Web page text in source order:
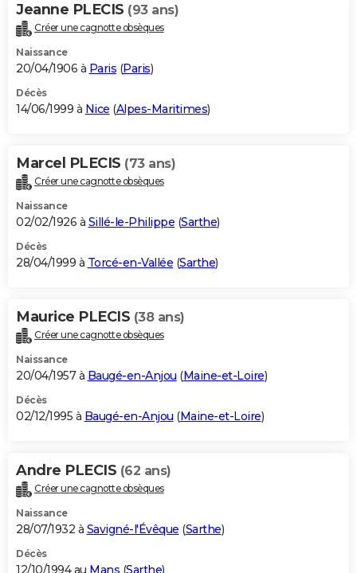
Jeanne PLECIS (93 ans)
Créer une cagnotte obsèques
Naissance
20/04/1906 à Paris (Paris)
Décès
14/06/1999 à Nice (Alpes-Maritimes)
Marcel PLECIS (73 ans)
Créer une cagnotte obsèques
Naissance
02/02/1926 à Sillé-le-Philippe (Sarthe)
Décès
28/04/1999 à Torcé-en-Vallée (Sarthe)
Maurice PLECIS (38 ans)
Créer une cagnotte obsèques
Naissance
20/04/1957 à Baugé-en-Anjou (Maine-et-Loire)
Décès
02/12/1995 à Baugé-en-Anjou (Maine-et-Loire)
Andre PLECIS (62 ans)
Créer une cagnotte obsèques
Naissance
28/07/1932 à Savigné-l'Évêque (Sarthe)
Décès
12/10/1994 au Mans (Sarthe)